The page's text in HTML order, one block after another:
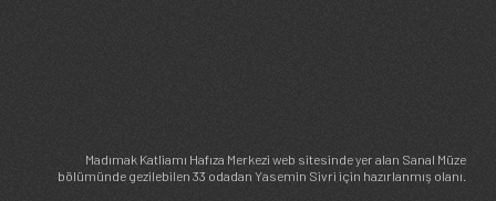
Madımak Katliamı Hafıza Merkezi web sitesinde yer alan Sanal Müze
bölümünde gezilebilen 33 odadan Yasemin Sivri için hazırlanmış olanı.